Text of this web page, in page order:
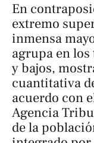
En
extremo
inmensa
agrupa en
y bajos,
cuantitativa
acuerdo con
Agencia
de la